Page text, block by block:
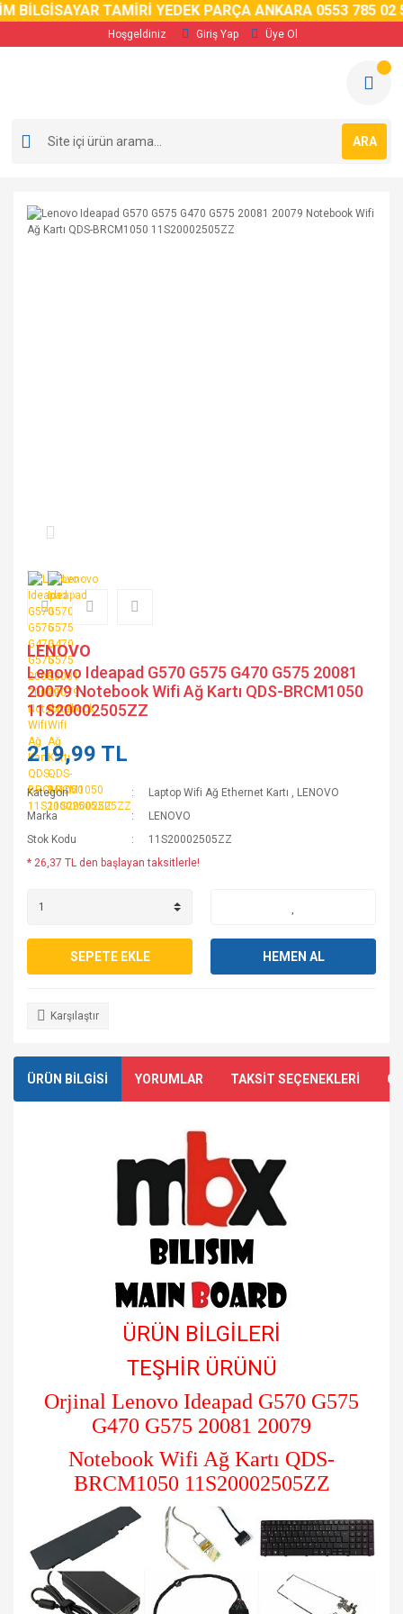
BİLGİSAYAR TAMİRİ YEDEK PARÇA ANKARA 0553 785 02
Hoşgeldiniz Giriş Yap Üye Ol
ARA
LENOVO
Lenovo Ideapad G570 G575 G470 G575 20081
20079 Notebook Wifi Ağ Kartı QDS-BRCM1050
11S20002505ZZ
219,99 TL
Kategori Laptop Wifi Ağ Ethernet Kartı , LENOVO
Marka
LENOVO
Stok Kodu
11S20002505ZZ
* 26,37 TL den başlayan taksitlerle!
SEPETE EKLE HEMEN AL
Karşılaştır
ÜRÜN BİLGİSİ YORUMLAR TAKSİT SEÇENEKLERİ
ÜRÜN BİLGİLERİ
TEŞHİR ÜRÜNÜ
Orjinal Lenovo Ideapad G570 G575
G470 G575 20081 20079
Notebook Wifi Ağ Kartı QDS-
BRCM1050 11S20002505ZZ